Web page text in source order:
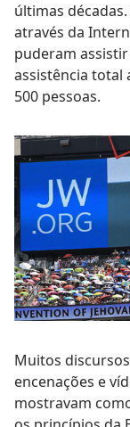
últimas
através da
puderam
assistência total
500 pessoas.
Muitos
encenações e
mostravam